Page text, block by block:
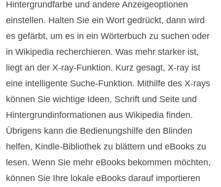
Hintergrundfarbe und andere Anzeigeoptionen
einstellen. Halten Sie ein Wort gedrückt, dann wird
es gefärbt, um es in ein Wörterbuch zu suchen oder
in Wikipedia recherchieren. Was mehr starker ist,
liegt an der X-ray-Funktion. Kurz gesagt, X-ray ist
eine intelligente Suche-Funktion. Mithilfe des X-rays
können Sie wichtige Ideen, Schrift und Seite und
Hintergrundinformationen aus Wikipedia finden.
Übrigens kann die Bedienungshilfe den Blinden
helfen, Kindle-Bibliothek zu blättern und eBooks zu
lesen. Wenn Sie mehr eBooks bekommen möchten,
können Sie Ihre lokale eBooks darauf importieren